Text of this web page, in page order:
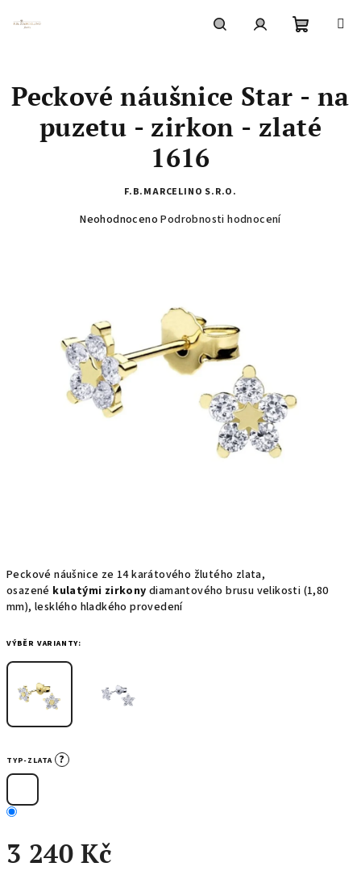
košík
Peckové náušnice ze 14 karátového žlutého zlata,
osazené kulatými zirkony diamantového brusu velikosti (1,80
mm), lesklého hladkého provedení
VÝBĚR VARIANTY:
TYP-ZLATA ?
3 240 Kč
Peckové náušnice Star - na
puzetu - zirkon - zlaté
1616
F.B.MARCELINO S.R.O.
Průměrné
hvězdiček.
Neohodnoceno Podrobnosti hodnocení